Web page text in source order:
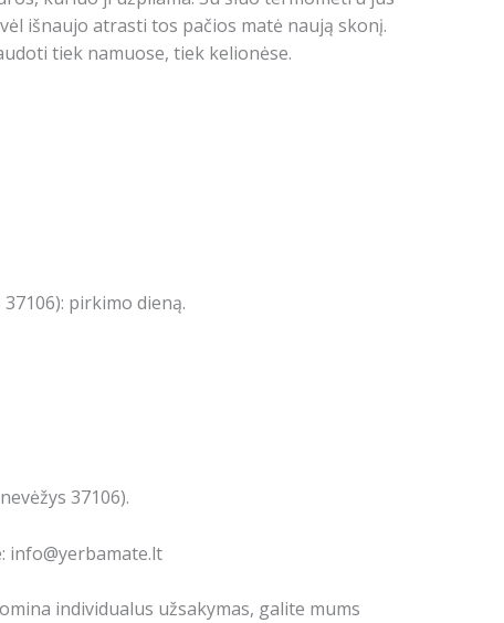
išnaujo atrasti tos pačios matė naują skonį.
tiek namuose, tiek kelionėse.
pirkimo dieną.
37106).
info@yerbamate.lt
individualus užsakymas, galite mums